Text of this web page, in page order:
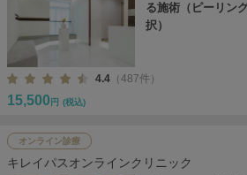
る施術（ピーリン
択）
4.4 （487件）
15,500 円 (税込)
オンライン診療
キレイパスオンラインクリニック